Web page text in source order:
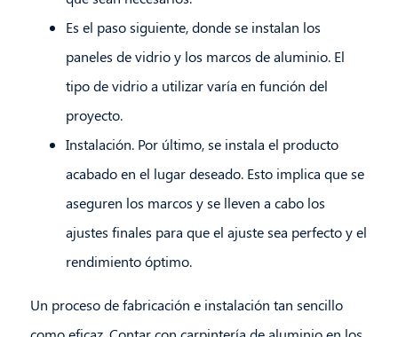
Es el paso siguiente, donde se instalan los
paneles de vidrio y los marcos de aluminio. El
tipo de vidrio a utilizar varía en función del
proyecto.
Instalación. Por último, se instala el producto
acabado en el lugar deseado. Esto implica que se
aseguren los marcos y se lleven a cabo los
ajustes finales para que el ajuste sea perfecto y el
rendimiento óptimo.
Un proceso de fabricación e instalación tan sencillo